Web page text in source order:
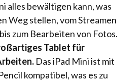
alles bewältigen kann, was
Weg stellen, vom Streamen
zum Bearbeiten von Fotos.
Tablet für
Das iPad Mini ist mit
kompatibel, was es zu